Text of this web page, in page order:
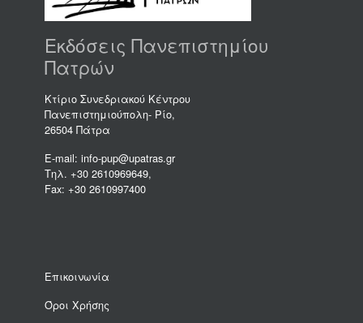
Εκδόσεις Πανεπιστημίου
Πατρών
Κτίριο Συνεδριακού Κέντρου
Πανεπιστημιούπολη- Ρίο,
26504 Πάτρα
E-mail: info-pup@upatras.gr
Τηλ. +30 2610969649,
Fax: +30 2610997400
Επικοινωνία
Όροι Χρήσης